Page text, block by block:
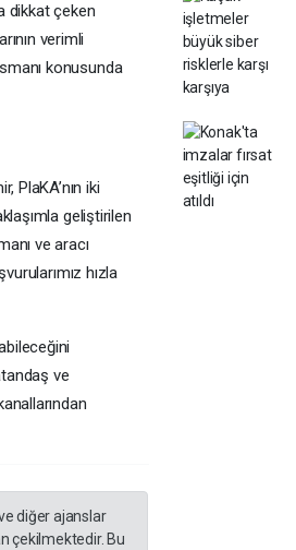
dikkat çeken
verimli
konusunda
PlaKA’nın iki
geliştirilen
ve aracı
hızla
ve
diğer ajanslar
çekilmektedir. Bu